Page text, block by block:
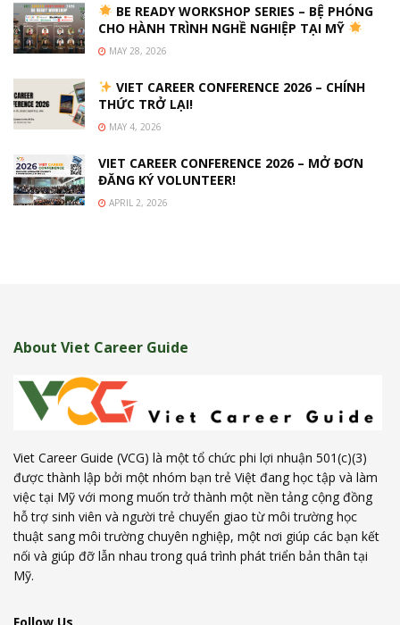
BE READY WORKSHOP SERIES – BỆ PHÓNG
CHO HÀNH TRÌNH NGHỀ NGHIỆP TẠI MỸ
MAY 28, 2026
VIET CAREER CONFERENCE 2026 – CHÍNH
THỨC TRỞ LẠI!
MAY 4, 2026
VIET CAREER CONFERENCE 2026 – MỞ ĐƠN
ĐĂNG KÝ VOLUNTEER!
APRIL 2, 2026
About Viet Career Guide
Viet Career Guide (VCG) là một tổ chức phi lợi nhuận 501(c)(3)
được thành lập bởi một nhóm bạn trẻ Việt đang học tập và làm
việc tại Mỹ với mong muốn trở thành một nền tảng cộng đồng
hỗ trợ sinh viên và người trẻ chuyển giao từ môi trường học
thuật sang môi trường chuyên nghiệp, một nơi giúp các bạn kết
nối và giúp đỡ lẫn nhau trong quá trình phát triển bản thân tại
Mỹ.
Follow Us